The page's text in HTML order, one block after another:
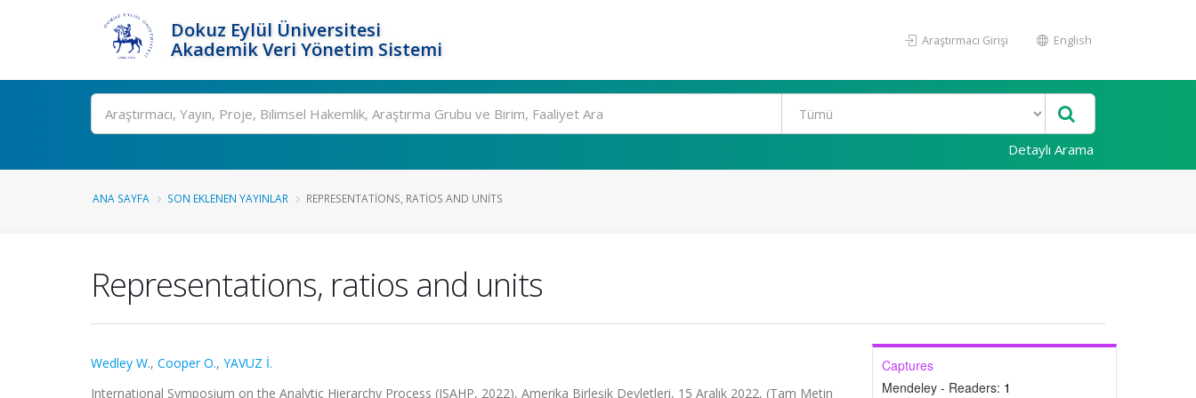
Dokuz Eylül Üniversitesi
Akademik Veri Yönetim Sistemi
Araştırmacı Girişi English
Ara
Detaylı Arama
ANA SAYFA SON EKLENEN YAYINLAR REPRESENTATIONS, RATIOS AND UNITS
Representations, ratios and units
Wedley W., Cooper O., YAVUZ İ.
International Symposium on the Analytic Hierarchy Process (ISAHP, 2022), Amerika Birleşik Devletleri, 15 Aralık 2022, (Tam Metin
Captures
Mendeley - Readers: 1